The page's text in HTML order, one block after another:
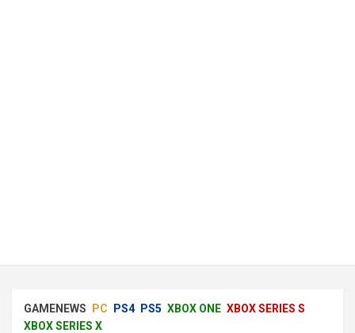
GAMENEWS PC PS4 PS5 XBOX ONE XBOX SERIES S
XBOX SERIES X